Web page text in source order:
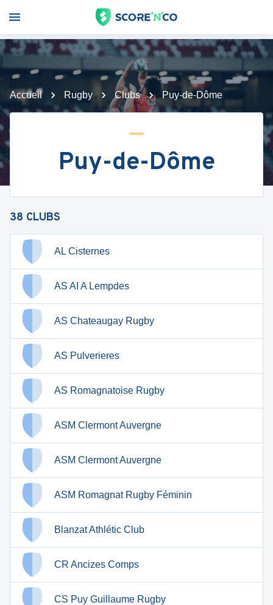
Accueil Rugby Clubs Puy-de-Dôme
Puy-de-Dôme
38 CLUBS
AL Cisternes
AS AI A Lempdes
AS Chateaugay Rugby
AS Pulverieres
AS Romagnatoise Rugby
ASM Clermont Auvergne
ASM Clermont Auvergne
ASM Romagnat Rugby Féminin
Blanzat Athlétic Club
CR Ancizes Comps
CS Puy Guillaume Rugby